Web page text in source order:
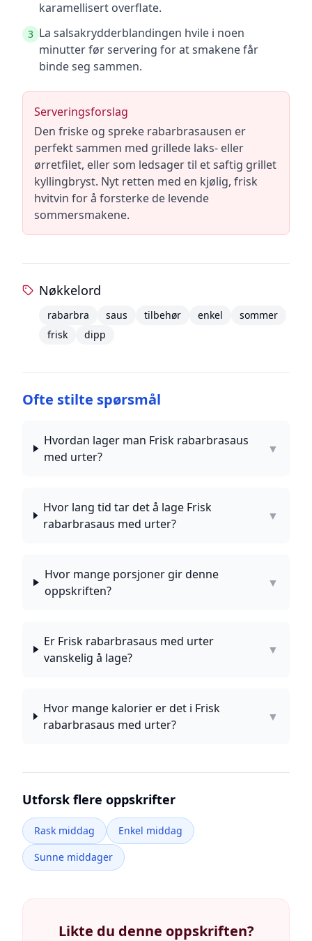
karamellisert overflate.
3 La salsakrydderblandingen hvile i noen
minutter før servering for at smakene får
binde seg sammen.
Serveringsforslag
Den friske og spreke rabarbrasausen er
perfekt sammen med grillede laks- eller
ørretfilet, eller som ledsager til et saftig grillet
kyllingbryst. Nyt retten med en kjølig, frisk
hvitvin for å forsterke de levende
sommersmakene.
Nøkkelord
rabarbra saus tilbehør enkel
sommer
frisk
dipp
Ofte stilte spørsmål
Hvordan lager man Frisk rabarbrasaus
med urter?
▼
Hvor lang tid tar det å lage Frisk
rabarbrasaus med urter?
▼
Hvor mange porsjoner gir denne
oppskriften?
▼
Er Frisk rabarbrasaus med urter
vanskelig å lage?
▼
Hvor mange kalorier er det i Frisk
rabarbrasaus med urter?
▼
Utforsk flere oppskrifter
Rask middag
Enkel middag
Sunne middager
Likte du denne oppskriften?